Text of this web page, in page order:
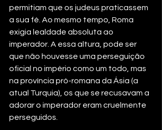
permitiam que os judeus praticassem
a sua fé. Ao mesmo tempo, Roma
exigia lealdade absoluta ao
imperador. A essa altura, pode ser
que não houvesse uma perseguição
oficial no império como um todo, mas
na província pró-romana da Ásia (a
atual Turquia), os que se recusavam a
adorar o imperador eram cruelmente
perseguidos.